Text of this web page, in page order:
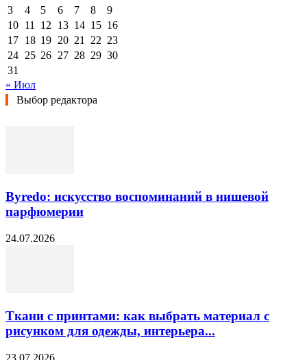
3
4 5 6 7 8
9
10 11 12 13 14 15 16
17 18 19 20 21 22 23
24 25 26 27 28 29 30
31
« Июл
Выбор редактора
Byredo: искусство воспоминаний в нишевой
парфюмерии
24.07.2026
Ткани с принтами: как выбрать материал с
рисунком для одежды, интерьера...
23.07.2026